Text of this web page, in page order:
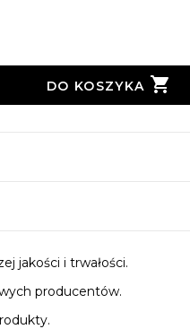
DO KOSZYKA 
jakości i trwałości.
producentów.